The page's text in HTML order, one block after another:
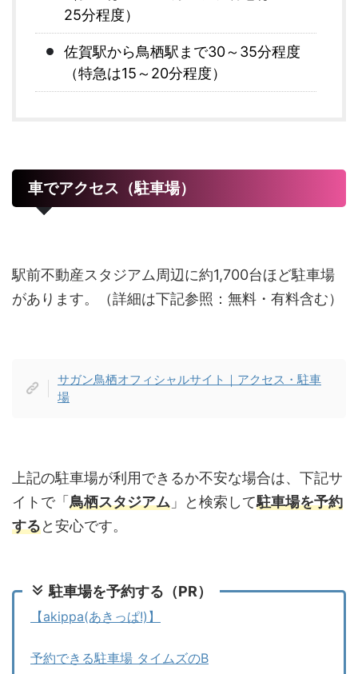
25分程度）
佐賀駅から鳥栖駅まで30～35分程度
（特急は15～20分程度）
車でアクセス（駐車場）
駅前不動産スタジアム周辺に約1,700台ほど駐車場
があります。（詳細は下記参照：無料・有料含む）
サガン鳥栖オフィシャルサイト｜アクセス・駐車
場
上記の駐車場が利用できるか不安な場合は、下記サ
イトで「 鳥栖スタジアム 」と検索して駐車場を予約
すると安心です。
駐車場を予約する（PR）
【akippa(あきっぱ!)】
予約できる駐車場 タイムズのB